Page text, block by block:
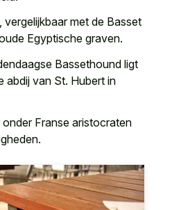
met de Basset
Egyptische graven.
Bassethound ligt
abdij van St. Hubert in
Franse aristocraten